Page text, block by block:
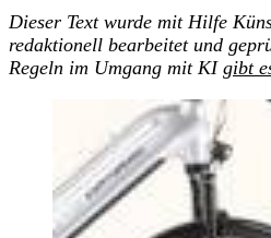
Dieser Text wurde mit Hilfe
redaktionell bearbeitet und
Regeln im Umgang mit KI gibt